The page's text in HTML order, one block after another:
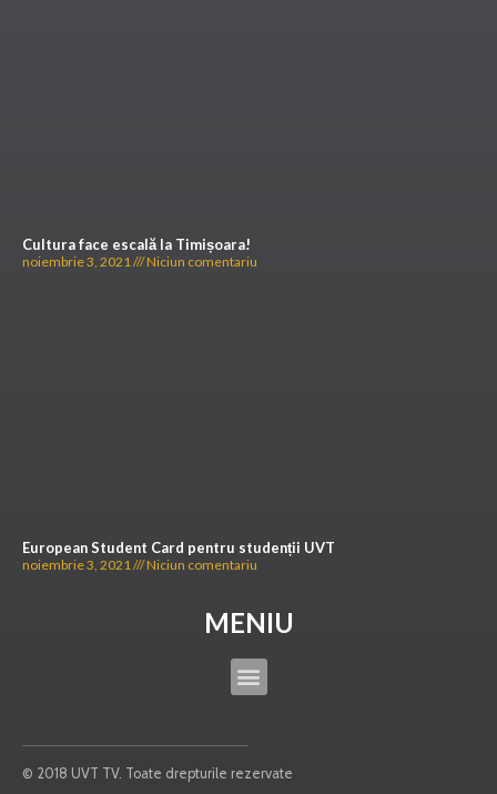
Cultura face escală la Timișoara!
noiembrie 3, 2021 Niciun comentariu
European Student Card pentru studenții UVT
noiembrie 3, 2021 Niciun comentariu
MENIU
© 2018 UVT TV. Toate drepturile rezervate